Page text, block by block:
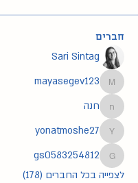
חברים
Sari Sintag
mayasegev123
mayasegev123
חנהחנה
yonatmoshe27
yonatmoshe27
gs0583254812
gs0583254812
לצפייה בכל החברים (178)